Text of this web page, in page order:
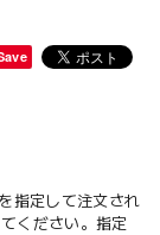
指定して注文され
ください。指定